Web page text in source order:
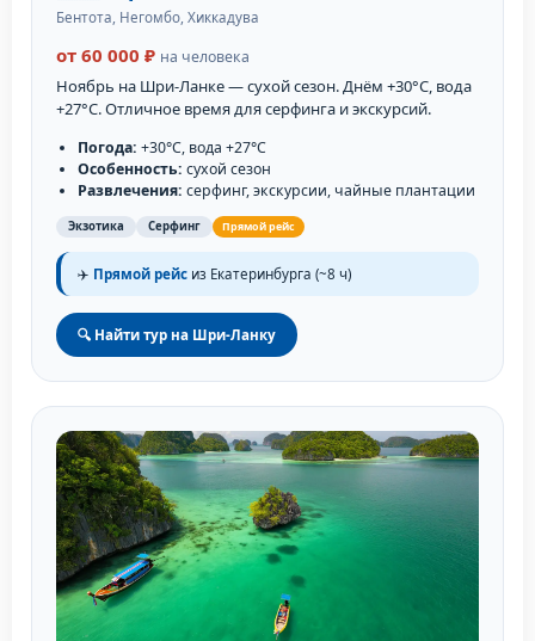
Бентота, Негомбо, Хиккадува
от 60 000 ₽ на человека
Ноябрь на Шри-Ланке — сухой сезон. Днём +30°C, вода
+27°C. Отличное время для серфинга и экскурсий.
Погода: +30°C, вода +27°C
Особенность: сухой сезон
Развлечения: серфинг, экскурсии, чайные плантации
Экзотика Серфинг Прямой рейс
✈️ Прямой рейс из Екатеринбурга (~8 ч)
🔍 Найти тур на Шри-Ланку